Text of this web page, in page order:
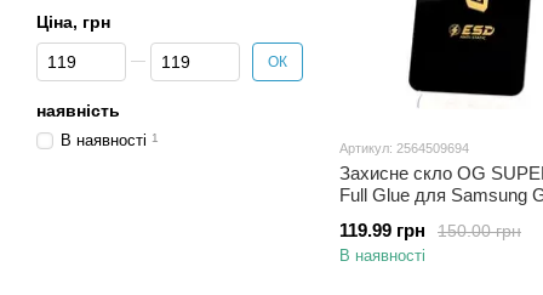
Артикул: 2564509694
Захисне скло OG
Full Glue для Samsung
150.00 грн
119.99 грн
В наявності
Ціна, грн
Від Ціна, грн
До Ціна, грн ОК
наявність
В наявності 1